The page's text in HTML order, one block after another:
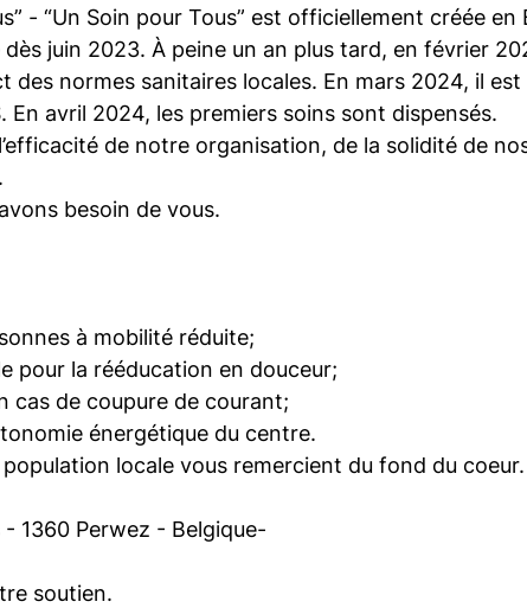
- “Un Soin pour Tous” est officiellement créée en
juin 2023. À peine un an plus tard, en février
normes sanitaires locales. En mars 2024, il est
En avril 2024, les premiers soins sont dispensés.
de notre organisation, de la solidité de
besoin de vous.
à mobilité réduite;
pour la rééducation en douceur;
cas de coupure de courant;
énergétique du centre.
population locale vous remercient du fond du coeur.
1360 Perwez - Belgique-
soutien.